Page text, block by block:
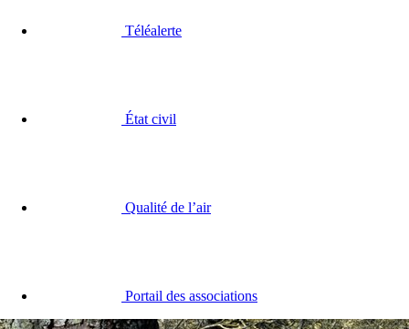
Téléalerte
État civil
Qualité de l’air
Portail des associations